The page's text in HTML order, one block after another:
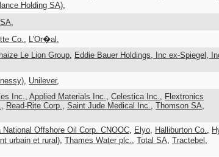
Holding SA),
,
Co., L'Or�al ,
Le Lion Group, Eddie Bauer Holdings, Inc ex-Spiegel,
, Unilever,
Inc., Applied Materials Inc., Celestica Inc., Flextronics
, Read-Rite Corp., Saint Jude Medical Inc., Thomson SA,
National Offshore Oil Corp. CNOOC, Elyo, Halliburton Co.,
urbain et rural), Thames Water plc., Total SA, Tractebel ,